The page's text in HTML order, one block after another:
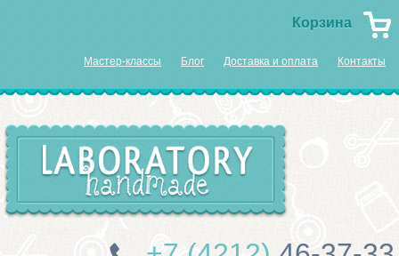
Корзина
Мастер-классы Блог Доставка и оплата Контакты